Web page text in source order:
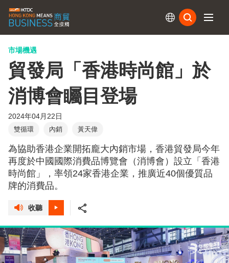
市場機遇
貿發局「香港時尚館」於
消博會矚目登場
2024年04月22日
雙循環 內銷 黃天偉
為協助香港企業開拓龐大內銷市場，香港貿發局今年
再度於中國國際消費品博覽會（消博會）設立「香港
時尚館」，率領24家香港企業，推廣近40個優質品
牌的消費品。
收聽